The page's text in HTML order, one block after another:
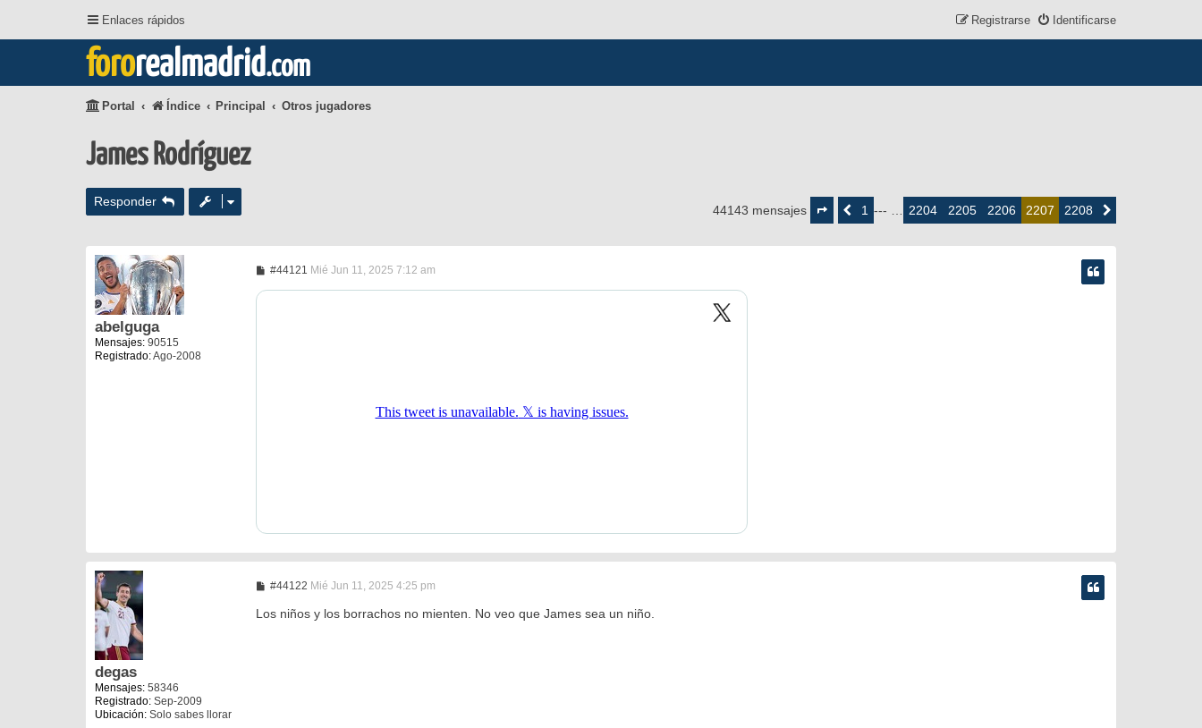
Enlaces rápidos Identificarse
Registrarse
fororealmadrid.com
Portal Índice Principal Otros jugadores
James Rodríguez
Responder
44143 mensajes
deAnterior1 --- … 2204 2205 2206 2207 2208Siguiente
abelguga
Mensajes: 90515
Registrado:Ago-2008
#44121 M
n
Mié Jun 11, 2025 7:12 am
degas
Mensajes: 58346
Registrado: Sep-2009
Ubicación: Solo sabes llorar
#44122M
n
Mié Jun 11, 2025 4:25 pm
Los niños y los borrachos no mienten. No veo que James sea un niño.